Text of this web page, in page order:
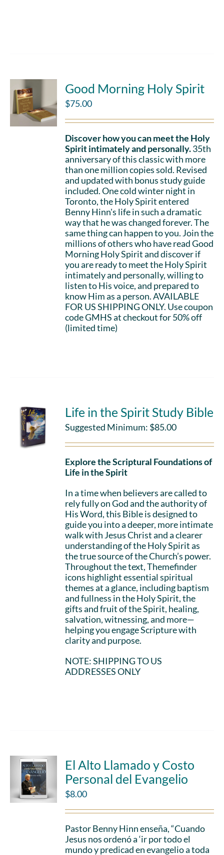
Good Morning Holy Spirit
$75.00
Discover how you can meet the Holy
Spirit intimately and personally.35th
anniversary of this classic with more
than one million copies sold. Revised
and updated with bonus study guide
included. One cold winter night in
Toronto, the Holy Spirit entered
Benny Hinn's life in such a dramatic
way that he was changed forever. The
same thing can happen to you. Join the
millions of others who have read Good
Morning Holy Spirit and discover if
you are ready to meet the Holy Spirit
intimately and personally, willing to
listen to His voice, and prepared to
know Him as a person. AVAILABLE
FOR US SHIPPING ONLY. Use coupon
code GMHS at checkout for 50% off
(limited time)
Life in the Spirit Study Bible
Suggested Minimum: $85.00
Explore the Scriptural Foundations of
Life in the Spirit
In a time when believers are called to
rely fully on God and the authority of
His Word, this Bible is designed to
guide you into a deeper, more intimate
walk with Jesus Christ and a clearer
understanding of the Holy Spirit as
the true source of the Church’s power.
Throughout the text, Themefinder
icons highlight essential spiritual
themes at a glance, including baptism
and fullness in the Holy Spirit, the
gifts and fruit of the Spirit, healing,
salvation, witnessing, and more—
helping you engage Scripture with
clarity and purpose.
NOTE: SHIPPING TO US
ADDRESSES ONLY
El Alto Llamado y Costo
Personal del Evangelio
$8.00
Pastor Benny Hinn enseña, “Cuando
Jesus nos ordenó a ‘ir por todo el
mundo y predicad en evangelio a toda